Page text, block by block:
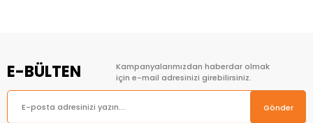
E-BÜLTEN
Kampanyalarımızdan haberdar olmak
için e-mail adresinizi girebilirsiniz.
Gönder